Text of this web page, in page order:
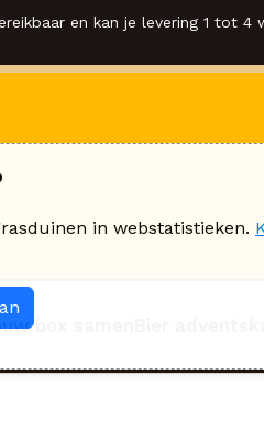
en kan je levering 1 tot 4
box samen
in webstatistieken.